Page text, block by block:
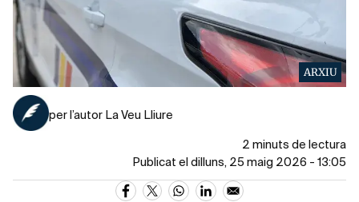
ARXIU
per l’autor La Veu Lliure
2 minuts de lectura
Publicat el dilluns, 25 maig 2026 - 13:05